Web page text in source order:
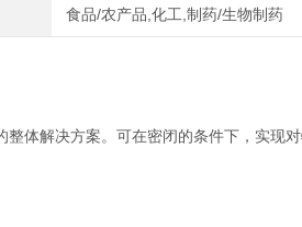
食品/农产品,化工,制药/生物制药
体解决方案。可在密闭的条件下，实现